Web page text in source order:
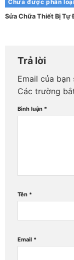
Chưa được phân loại
Sửa Chữa Thiết Bị Tự
Trả lời
Email của
Các trường
Bình luận *
Tên *
Email *